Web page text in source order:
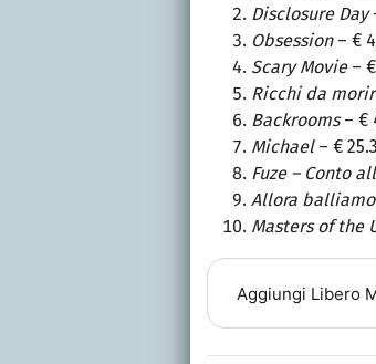
Disclosure Day
Obsession– €
Scary Movie– €
Ricchi da
Backrooms– €
Michael– €
Fuze – Conto
Allora
Masters of the
Aggiungi Libero